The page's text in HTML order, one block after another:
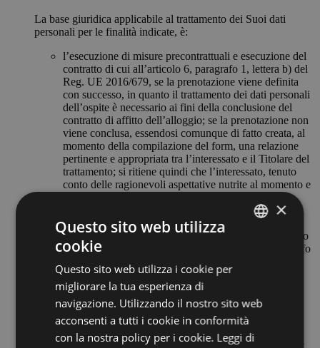
La base giuridica applicabile al trattamento dei Suoi dati
personali per le finalità indicate, è:
l’esecuzione di misure precontrattuali e esecuzione del
contratto di cui all’articolo 6, paragrafo 1, lettera b) del
Reg. UE 2016/679, se la prenotazione viene definita
con successo, in quanto il trattamento dei dati personali
dell’ospite è necessario ai fini della conclusione del
contratto di affitto dell’alloggio; se la prenotazione non
viene conclusa, essendosi comunque di fatto creata, al
momento della compilazione del form, una relazione
pertinente e appropriata tra l’interessato e il Titolare del
trattamento; si ritiene quindi che l’interessato, tenuto
conto delle ragionevoli aspettative nutrite al momento e
ragionevolmente attendersi che abbia luogo il
trattamento del dato.
l’adempimento di un obbligo legale al quale è soggetto
il Titolare del trattamento di cui all’articolo 6, paragrafo
1, lettera c) del Reg. UE 2016/679.
DESTINATARI O CATEGORIE DI
DESTINATARI DEI DATI
I dati di natura personale forniti saranno comunicati a
destinatari che tratteranno i dati in qualità di responsabili (art.
GERMAN
×
Questo sito web utilizza
cookie
Questo sito web utilizza i cookie per
migliorare la tua esperienza di
navigazione. Utilizzando il nostro sito web
acconsenti a tutti i cookie in conformità
con la nostra policy per i cookie. Leggi di